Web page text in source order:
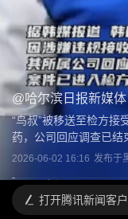
@哈尔滨日报新媒体
“鸟叔”被移送至检方接
药，公司回应调查已结
2026-06-02 16:16 发布于
打开腾讯新闻客